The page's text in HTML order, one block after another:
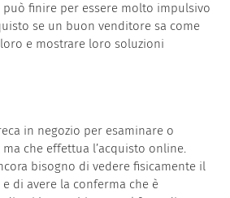
finire per essere molto impulsivo
se un buon venditore sa come
loro e mostrare loro soluzioni
in negozio per esaminare o
che effettua l’acquisto online.
bisogno di vedere fisicamente il
di avere la conferma che è